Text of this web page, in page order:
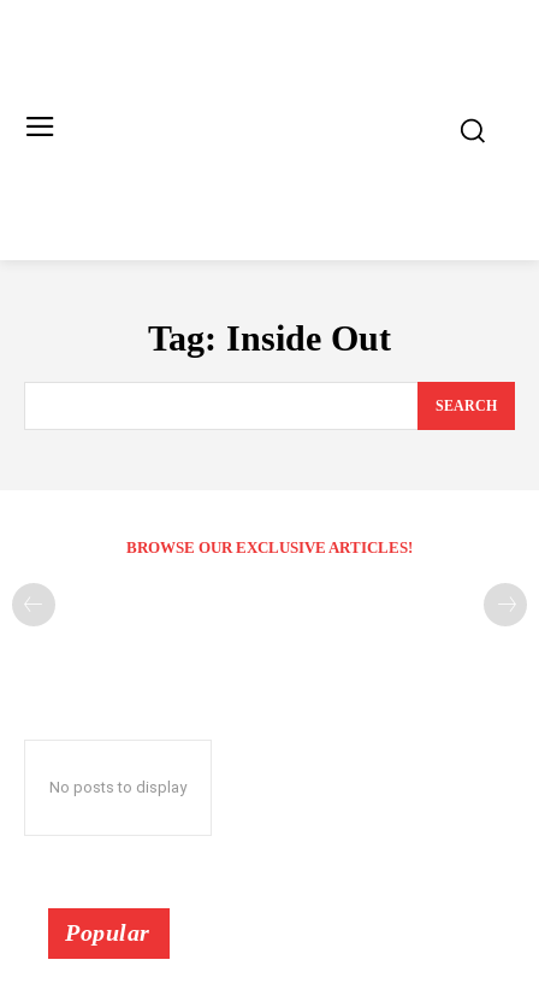
Tag: Inside Out
SEARCH
BROWSE OUR EXCLUSIVE ARTICLES!
No posts to display
Popular